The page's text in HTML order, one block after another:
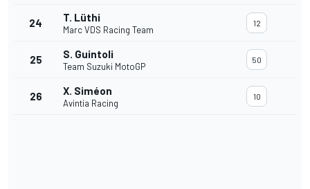
24 T. Lüthi
Marc VDS Racing Team
12
25 S. Guintoli
Team Suzuki MotoGP
50
26 X. Siméon
Avintia Racing
10